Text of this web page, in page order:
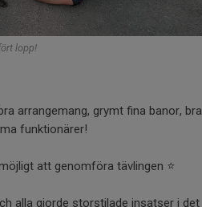
lopp!
arrangemang, grymt fina banor, bra
funktionärer!
att genomföra tävlingen ⭐️
alla gjorde storstilade insatser i det